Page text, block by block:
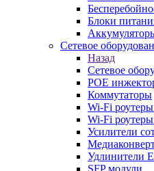
Блоки
Сетевое
Назад
Сетевое
POE
Коммутаторы
Wi-Fi
Wi-Fi
Усилители
Удлинители
SFP модули